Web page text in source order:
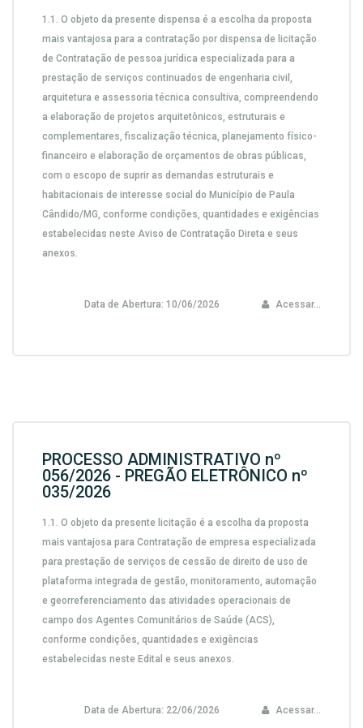
1.1. O objeto da presente dispensa é a escolha da proposta
mais vantajosa para a contratação por dispensa de licitação
de Contratação de pessoa jurídica especializada para a
prestação de serviços continuados de engenharia civil,
arquitetura e assessoria técnica consultiva, compreendendo
a elaboração de projetos arquitetônicos, estruturais e
complementares, fiscalização técnica, planejamento físico-
financeiro e elaboração de orçamentos de obras públicas,
com o escopo de suprir as demandas estruturais e
habitacionais de interesse social do Município de Paula
Cândido/MG, conforme condições, quantidades e exigências
estabelecidas neste Aviso de Contratação Direta e seus
anexos.
Data de Abertura: 10/06/2026 Acessar...
PROCESSO ADMINISTRATIVO nº
056/2026 - PREGÃO ELETRÔNICO nº
035/2026
1.1. O objeto da presente licitação é a escolha da proposta
mais vantajosa para Contratação de empresa especializada
para prestação de serviços de cessão de direito de uso de
plataforma integrada de gestão, monitoramento, automação
e georreferenciamento das atividades operacionais de
campo dos Agentes Comunitários de Saúde (ACS),
conforme condições, quantidades e exigências
estabelecidas neste Edital e seus anexos.
Data de Abertura: 22/06/2026 Acessar...